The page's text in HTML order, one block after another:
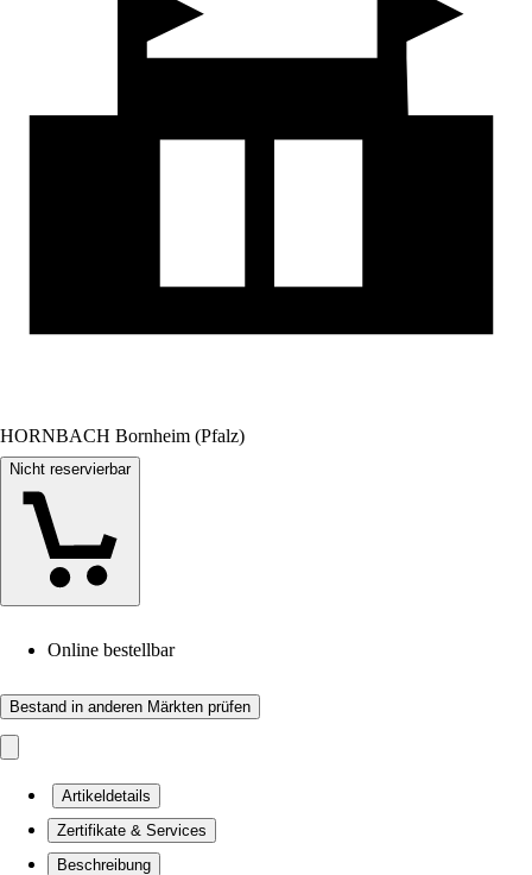
HORNBACH Bornheim (Pfalz)
Nicht reservierbar
Online bestellbar
Bestand in anderen Märkten prüfen
Artikeldetails
Zertifikate & Services
Beschreibung